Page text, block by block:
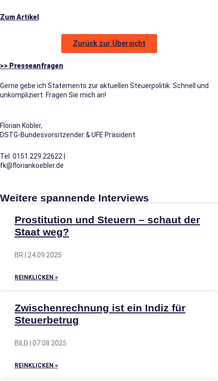
Zum Artikel
Zurück zur Übersicht
>> Presseanfragen
Gerne gebe ich Statements zur aktuellen Steuerpolitik. Schnell und
unkompliziert. Fragen Sie mich an!
Florian Köbler,
DSTG-Bundesvorsitzender & UFE Präsident
Tel. 0151.229.22622 |
fk@floriankoebler.de
Weitere spannende Interviews
Prostitution und Steuern – schaut der
Staat weg?
BR | 24.09.2025
REINKLICKEN »
Zwischenrechnung ist ein Indiz für
Steuerbetrug
BILD | 07.08.2025
REINKLICKEN »